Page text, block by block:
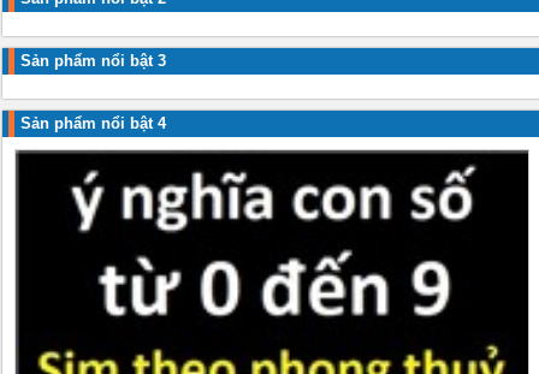
Sản phẩm nổi bật 3
Sản phẩm nổi bật 4